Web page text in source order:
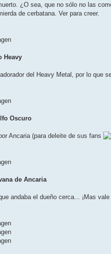
¿O sea, que no sólo no las
de cerbatana. Ver para creer.
Heavy
del Heavy Metal, por lo que
Oscuro
Ancaria (para deleite de sus fans
de Ancaria
andaba el dueño cerca... ¡Mas